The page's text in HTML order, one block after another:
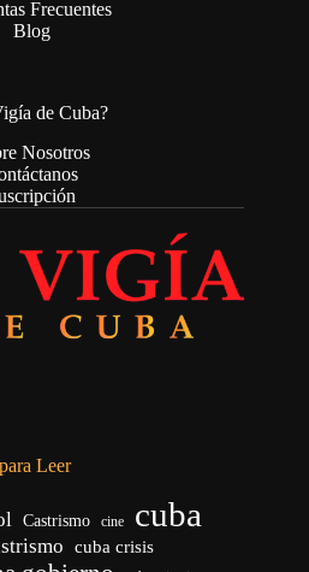
Frecuentes
Blog
de Cuba?
Nosotros
Leer
Castrismo cine cuba
cuba crisis